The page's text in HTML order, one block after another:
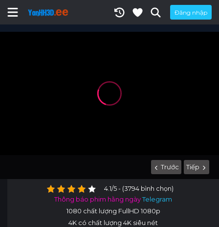
Đăng nhập
Trước Tiếp
4.1/5 - (3794 bình chọn)
Thông báo phim hằng ngàyTelegram
1080 chất lượng FullHD 1080p
4K có chất lượng 4K siêu nét